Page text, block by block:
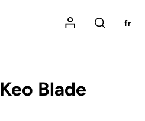
Mon compte
Rechercher
fr
Blade